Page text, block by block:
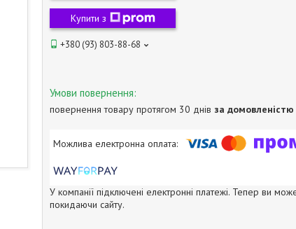
Купити з
+380 (93) 803-88-68
повернення товару протягом 30 днів за домовленістю
У компанії підключені електронні платежі. Тепер ви
покидаючи сайту.